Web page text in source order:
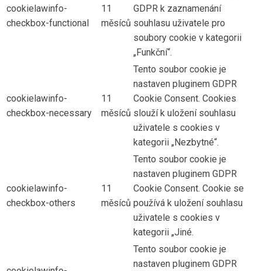
cookielawinfo-
checkbox-functional
11
měsíců
GDPR k zaznamenání
souhlasu uživatele pro
soubory cookie v kategorii
„Funkční“.
cookielawinfo-
checkbox-necessary
11
měsíců
Tento soubor cookie je
nastaven pluginem GDPR
Cookie Consent. Cookies
slouží k uložení souhlasu
uživatele s cookies v
kategorii „Nezbytné“.
cookielawinfo-
checkbox-others
11
měsíců
Tento soubor cookie je
nastaven pluginem GDPR
Cookie Consent. Cookie se
používá k uložení souhlasu
uživatele s cookies v
kategorii „Jiné.
Tento soubor cookie je
nastaven pluginem GDPR